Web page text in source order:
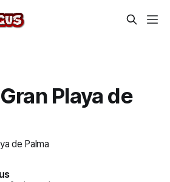
Playa de
de Palma